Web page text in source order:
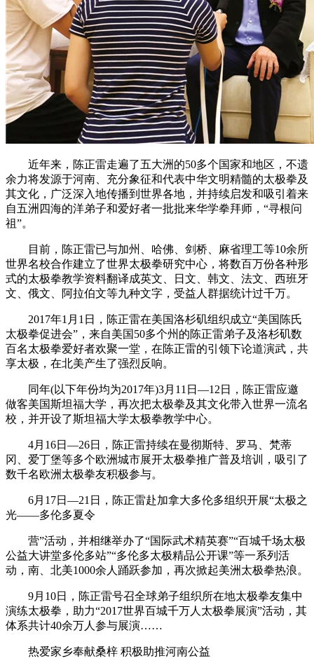
近年来，陈正雷走遍了五大洲的50多个国家和地区，不遗
余力将发源于河南、充分象征和代表中华文明精髓的太极拳及
其文化，广泛深入地传播到世界各地，并持续启发和吸引着来
自五洲四海的洋弟子和爱好者一批批来华学拳拜师，“寻根问
祖”。
目前，陈正雷已与加州、哈佛、剑桥、麻省理工等10余所
世界名校合作建立了世界太极拳研究中心，将数百万份各种形
式的太极拳教学资料翻译成英文、日文、韩文、法文、西班牙
文、俄文、阿拉伯文等九种文字，受益人群据统计过千万。
2017年1月1日，陈正雷在美国洛杉矶组织成立“美国陈氏
太极拳促进会”，来自美国50多个州的陈正雷弟子及洛杉矶数
百名太极拳爱好者欢聚一堂，在陈正雷的引领下论道演武，共
享太极，在北美产生了强烈反响。
同年(以下年份均为2017年)3月11日—12日，陈正雷应邀
做客美国斯坦福大学，再次把太极拳及其文化带入世界一流名
校，并开设了斯坦福大学太极拳教学中心。
4月16日—26日，陈正雷持续在曼彻斯特、罗马、梵蒂
冈、爱丁堡等多个欧洲城市展开太极拳推广普及培训，吸引了
数千名欧洲太极拳友积极参与。
6月17日—21日，陈正雷赴加拿大多伦多组织开展“太极之
光——多伦多夏令
营”活动，并相继举办了“国际武术精英赛”“百城千场太极
公益大讲堂多伦多站”“多伦多太极精品公开课”等一系列活
动，南、北美1000余人踊跃参加，再次掀起美洲太极拳热浪。
9月10日，陈正雷号召全球弟子组织所在地太极拳友集中
演练太极拳，助力“2017世界百城千万人太极拳展演”活动，其
体系共计40余万人参与展演……
热爱家乡奉献桑梓 积极助推河南公益